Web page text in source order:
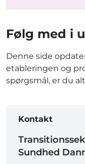
Følg med i
Denne side
etableringen og
spørgsmål, er du
Kontakt
Sundhed